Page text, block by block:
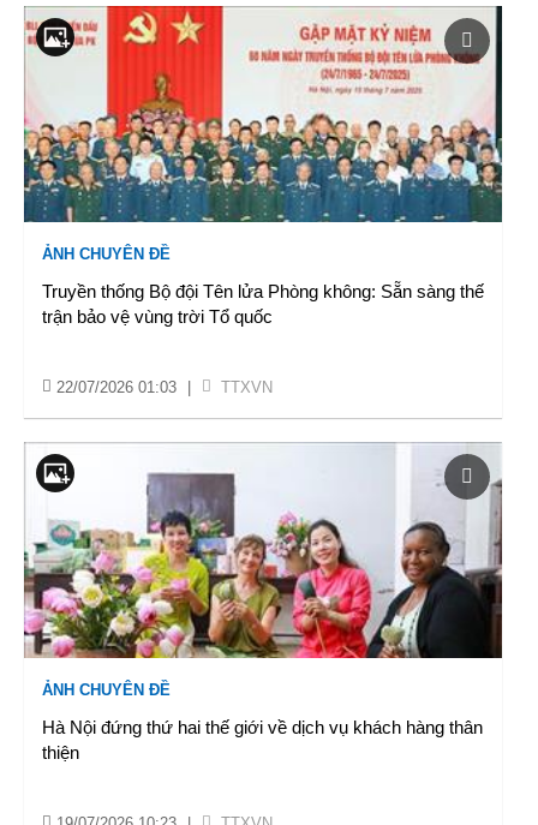
ẢNH CHUYÊN ĐỀ
Truyền thống Bộ đội Tên lửa Phòng không: Sẵn sàng thế
trận bảo vệ vùng trời Tổ quốc
22/07/2026 01:03 TTXVN
ẢNH CHUYÊN ĐỀ
Hà Nội đứng thứ hai thế giới về dịch vụ khách hàng thân
thiện